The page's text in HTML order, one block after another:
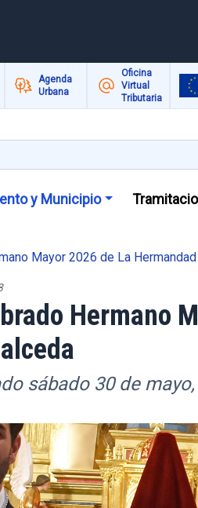
Agenda
Urbana
Oficina
Virtual
Tributaria
y Municipio
Mayor 2026 de La
Hermano
sábado 30 de